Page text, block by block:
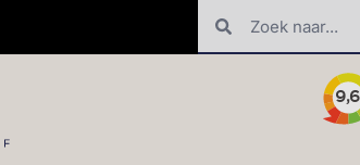
✓ Maatwerk styling en